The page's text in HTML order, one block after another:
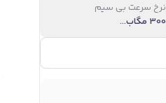
نرخ سرعت بی سیم
300 مگاب...